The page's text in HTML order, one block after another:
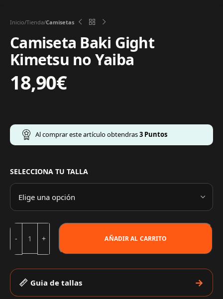
Inicio Tienda Camisetas
Camiseta Baki Gight
Kimetsu no Yaiba
18,90€
Al comprar este artículo obtendras3 Puntos
SELECCIONA TU TALLA
AÑADIR AL CARRITO
Guia de tallas